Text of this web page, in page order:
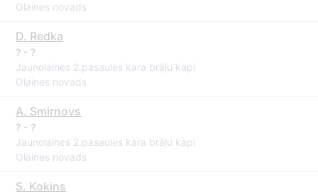
Olaines novads
D. Redka
? - ?
Jaunolaines 2.pasaules kara brāļu kapi
Olaines novads
A. Smirnovs
? - ?
Jaunolaines 2.pasaules kara brāļu kapi
Olaines novads
S. Kokins